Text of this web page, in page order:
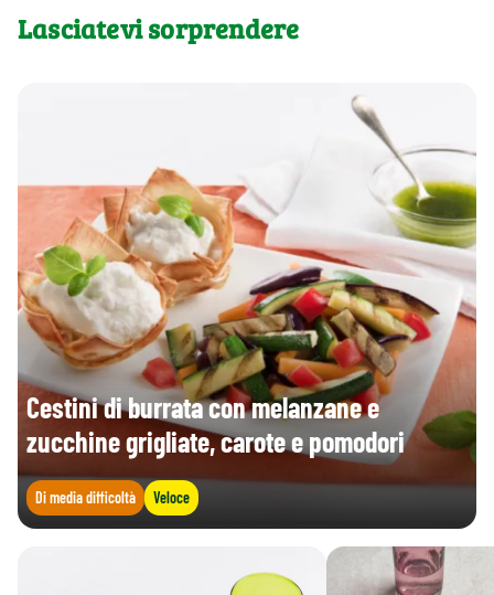
Lasciatevi sorprendere
Cestini di burrata con melanzane e
zucchine grigliate, carote e pomodori
Di media difficoltà Veloce